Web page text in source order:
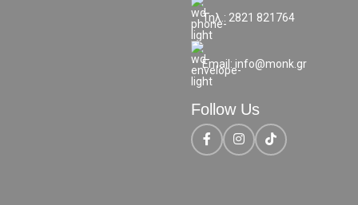
Τηλ.: 2821 821764
Email: info@monk.gr
Follow Us